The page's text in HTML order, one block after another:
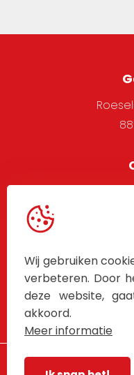
Wij gebruiken
verbeteren. Door
deze website,
akkoord.
Meer informatie